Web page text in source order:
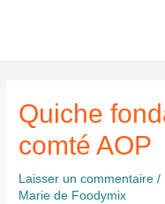
Quiche
comté AOP
Laisser un commentaire /
Marie de Foodymix